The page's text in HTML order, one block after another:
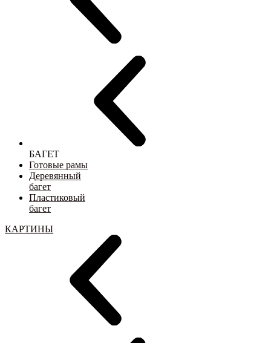
БАГЕТ
Готовые рамы
Деревянный
багет
Пластиковый
багет
КАРТИНЫ